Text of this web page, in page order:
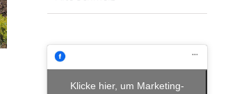
Klicke hier, um Marketing-